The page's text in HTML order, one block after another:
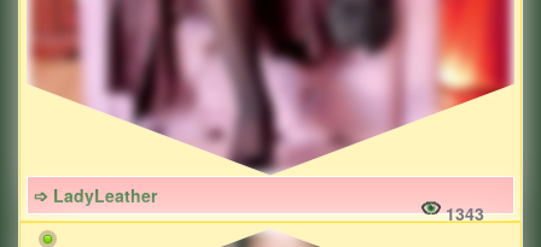
➩ LadyLeather
1343